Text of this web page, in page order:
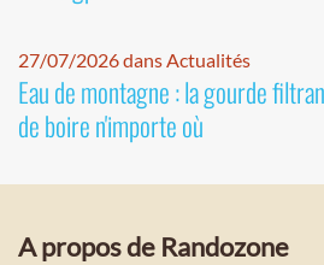
27/07/2026 dans Actualités
Eau de montagne : la gourde
de boire n'importe où
A propos de Randozone